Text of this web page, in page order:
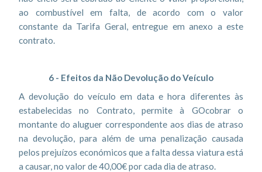
ao combustível em falta, de acordo com o valor
constante da Tarifa Geral, entregue em anexo a este
contrato.
6 - Efeitos da Não Devolução do Veículo
A devolução do veículo em data e hora diferentes às
estabelecidas no Contrato, permite à GOcobrar o
montante do aluguer correspondente aos dias de atraso
na devolução, para além de uma penalização causada
pelos prejuízos económicos que a falta dessa viatura está
a causar, no valor de 40,00€ por cada dia de atraso.